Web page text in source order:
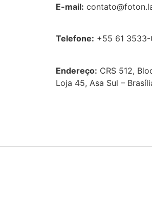
E-mail:
Telefone: +55 61 3533-
Endereço: CRS 512,
Loja 45, Asa Sul –